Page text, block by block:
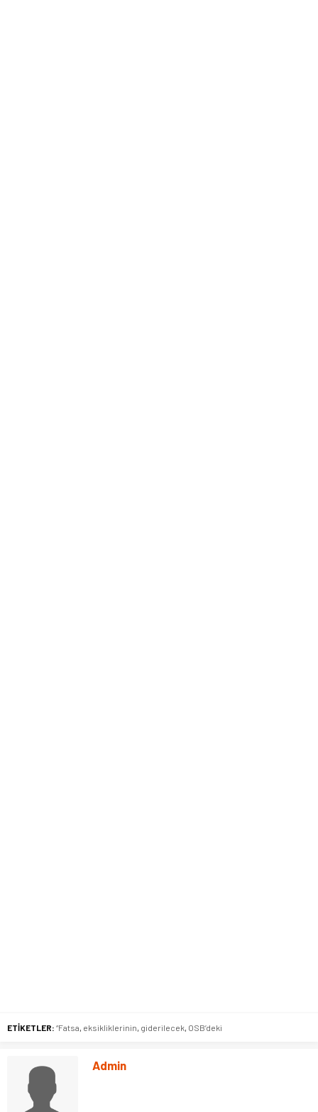
ETİKETLER: “Fatsa eksikliklerinin giderilecek OSB’deki
Admin